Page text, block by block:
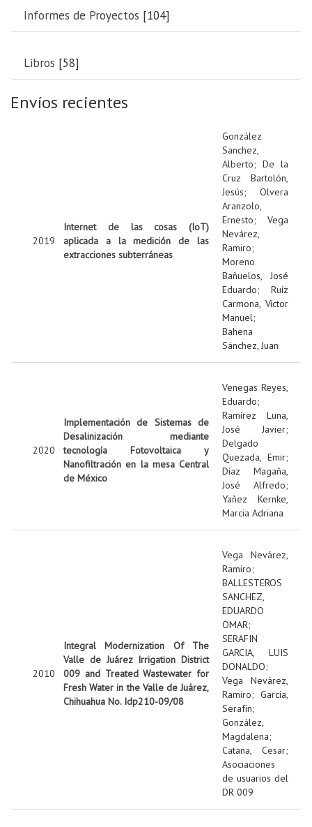
Informes de Proyectos [104]
Libros [58]
Envíos recientes
2019
Internet de las cosas (IoT)
aplicada a la medición de las
extracciones subterráneas
González
Sanchez,
Alberto; De la
Cruz Bartolón,
Jesús; Olvera
Aranzolo,
Ernesto; Vega
Nevárez,
Ramiro;
Moreno
Bañuelos, José
Eduardo; Ruíz
Carmona, Víctor
Manuel;
Bahena
Sánchez, Juan
2020
Implementación de Sistemas de
Desalinización mediante
tecnología Fotovoltaica y
Nanofiltración en la mesa Central
de México
Venegas Reyes,
Eduardo;
Ramírez Luna,
José Javier;
Delgado
Quezada, Emir;
Díaz Magaña,
José Alfredo;
Yañez Kernke,
Marcia Adriana
2010
Integral Modernization Of The
Valle de Juárez Irrigation District
009 and Treated Wastewater for
Fresh Water in the Valle de Juárez,
Chihuahua No. Idp210-09/08
Vega Nevárez,
Ramiro;
BALLESTEROS
SANCHEZ,
EDUARDO
OMAR;
SERAFIN
GARCIA, LUIS
DONALDO;
Vega Nevárez,
Ramiro; García,
Serafín;
González,
Magdalena;
Catana, Cesar;
Asociaciones
de usuarios del
DR 009